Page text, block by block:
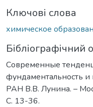
Ключові слова
химическое
Бібліографічний
Современные
фундаментальность и
РАН В.В. Лунина. –
С. 13-36.